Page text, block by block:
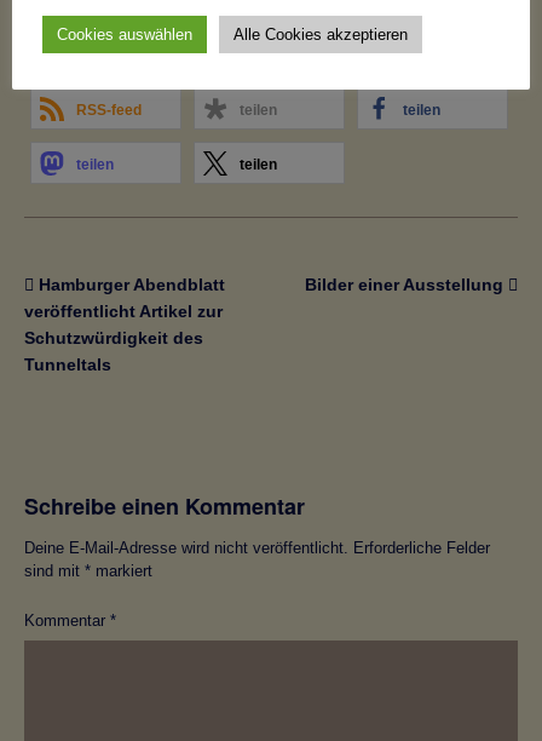
zurechtschleift, fängt es wieder an zu regnen. „Macht nichts!“
meint Mathis „Ich habe für heute genug im Kasten.“
RSS-feed teilen teilen
teilen teilen
Hamburger Abendblatt
veröffentlicht Artikel zur
Schutzwürdigkeit des
Tunneltals
Bilder einer Ausstellung
Schreibe einen Kommentar
Deine E-Mail-Adresse wird nicht veröffentlicht. Erforderliche Felder
sind mit * markiert
Kommentar *
Cookies auswählen Alle Cookies akzeptieren